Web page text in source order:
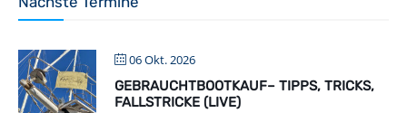
06 Okt. 2026
GEBRAUCHTBOOTKAUF– TIPPS, TRICKS,
FALLSTRICKE (LIVE)